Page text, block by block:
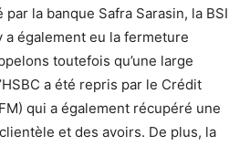
la banque Safra Sarasin, la BSI
a également eu la fermeture
toutefois qu’une large
a été repris par le Crédit
qui a également récupéré une
et des avoirs. De plus, la